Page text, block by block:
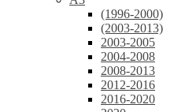
(1996-2000)
(2003-2013)
2003-2005
2004-2008
2008-2013
2012-2016
2016-2020